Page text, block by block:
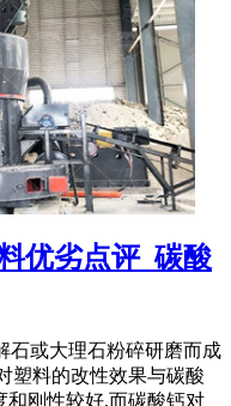
优劣点评_碳酸
石或大理石粉碎研磨而成
塑料的改性效果与碳酸
和刚性较好,而碳酸钙对